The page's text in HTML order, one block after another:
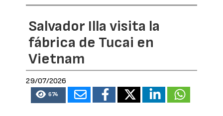
Salvador Illa visita la
fábrica de Tucai en
Vietnam
29/07/2026
674